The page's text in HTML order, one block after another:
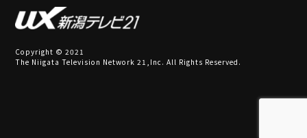
Copyright © 2021
The Niigata Television Network 21,Inc. All Rights Reserved.